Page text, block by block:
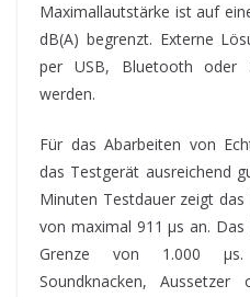
Maximallautstärke ist auf
dB(A) begrenzt. Externe
per USB, Bluetooth oder
werden.
Für das Abarbeiten von
das Testgerät ausreichend
Minuten Testdauer zeigt
von maximal 911 µs an.
Grenze von 1.000 µs.
Soundknacken, Aussetzer